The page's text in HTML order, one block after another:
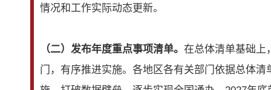
情况和工作实际动态更新。
（二）发布年度重点事项清单。 在总体清单基础上
门，有序推进实施。各地区各有关部门依据总体